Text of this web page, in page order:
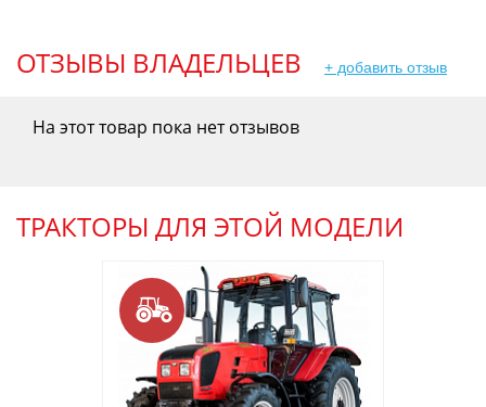
ОТЗЫВЫ ВЛАДЕЛЬЦЕВ + добавить отзыв
На этот товар пока нет отзывов
ТРАКТОРЫ ДЛЯ ЭТОЙ МОДЕЛИ